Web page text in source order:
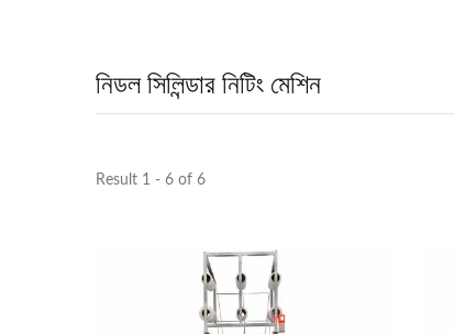
নিডল সিলিন্ডার নিটিং মেশিন
Result 1 - 6 of 6